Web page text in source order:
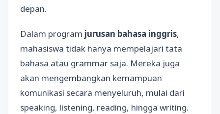
depan.
Dalam program jurusan bahasa inggris,
mahasiswa tidak hanya mempelajari tata
bahasa atau grammar saja. Mereka juga
akan mengembangkan kemampuan
komunikasi secara menyeluruh, mulai dari
speaking, listening, reading, hingga writing.